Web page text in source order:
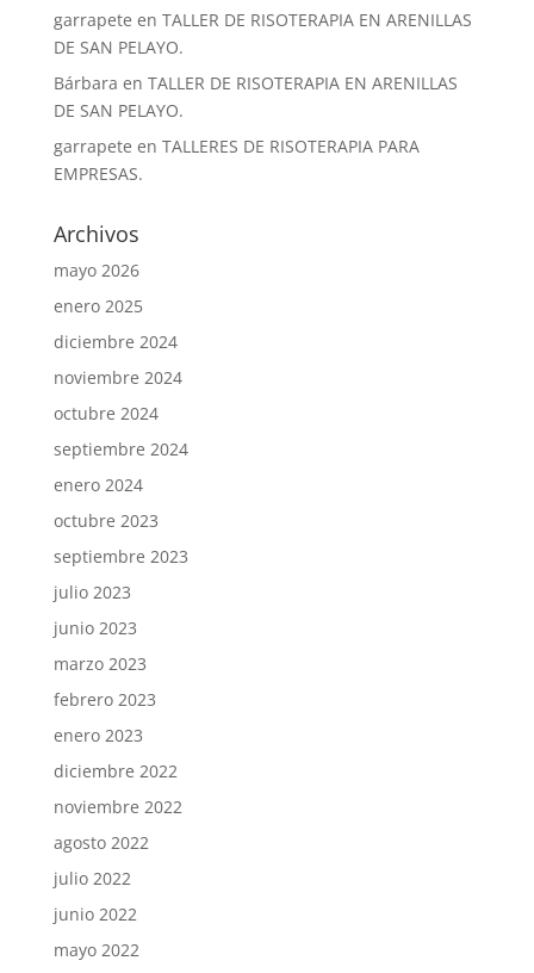
garrapete en TALLER DE RISOTERAPIA EN ARENILLAS
DE SAN PELAYO.
Bárbara en TALLER DE RISOTERAPIA EN ARENILLAS
DE SAN PELAYO.
garrapete en TALLERES DE RISOTERAPIA PARA
EMPRESAS.
Archivos
mayo 2026
enero 2025
diciembre 2024
noviembre 2024
octubre 2024
septiembre 2024
enero 2024
octubre 2023
septiembre 2023
julio 2023
junio 2023
marzo 2023
febrero 2023
enero 2023
diciembre 2022
noviembre 2022
agosto 2022
julio 2022
junio 2022
mayo 2022